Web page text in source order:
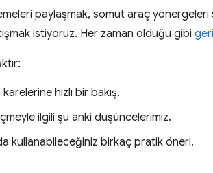
paylaşmak, somut araç
istiyoruz. Her zaman olduğu gibi
hızlı bir bakış.
ilgili şu anki düşüncelerimiz.
kullanabileceğiniz birkaç pratik öneri.